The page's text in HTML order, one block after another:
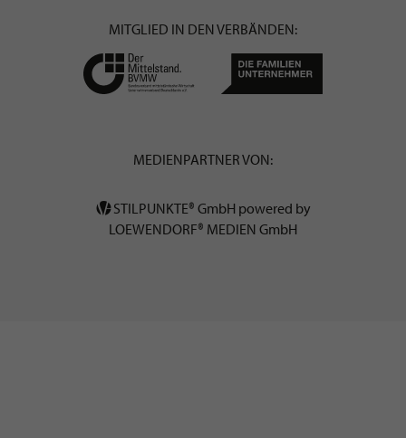
MITGLIED IN DEN VERBÄNDEN:
MEDIENPARTNER VON:
STILPUNKTE® GmbH powered by
LOEWENDORF® MEDIEN GmbH